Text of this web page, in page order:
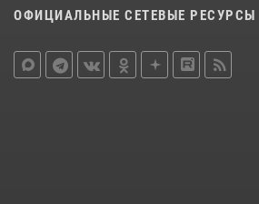
ОФИЦИАЛЬНЫЕ СЕТЕВЫЕ РЕСУРСЫ